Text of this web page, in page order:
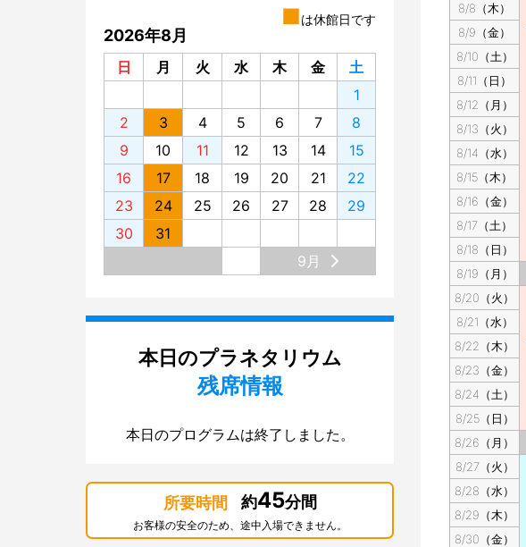
8/8（木）
8/9（金）
8/10（土）
8/11（日）
8/12（月）
8/13（火）
8/14（水）
8/15（木）
8/16（金）
8/17（土）
8/18（日）
8/19（月）
8/20（火）
8/21（水）
8/22（木）
8/23（金）
8/24（土）
8/25（日）
8/26（月）
8/27（火）
8/28（水）
8/29（木）
8/30（金）
■は休館日です
2026年8月
日 月 火 水 木 金
土
1
2
3 4 5 6 7
8
9
10 11 12 13 14
15
16
17 18 19 20 21
22
23
24 25 26 27 28
29
30
31
9月
本日のプラネタリウム
残席情報
本日のプログラムは終了しました。
所要時間 約45分間
お客様の安全のため、途中入場できません。